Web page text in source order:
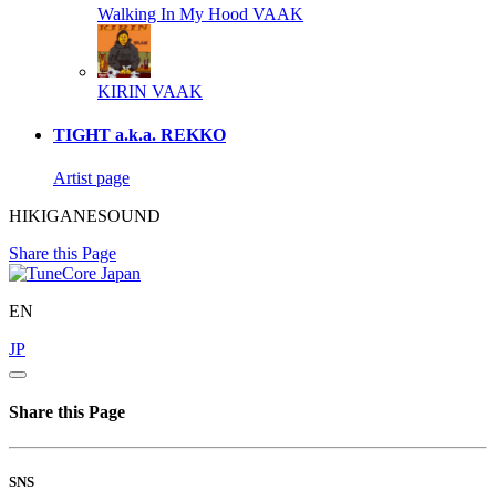
Walking In My Hood VAAK
KIRIN VAAK
TIGHT a.k.a. REKKO
Artist page
HIKIGANESOUND
Share this Page
EN
JP
Share this Page
SNS